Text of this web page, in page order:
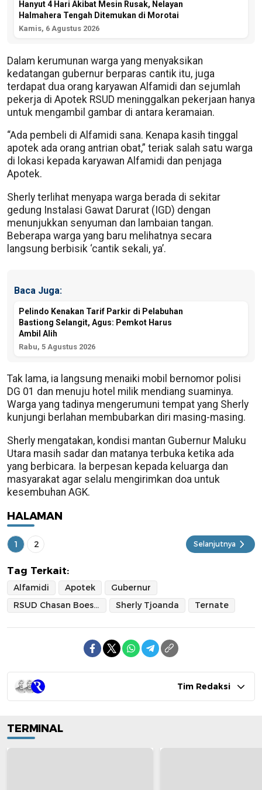
Hanyut 4 Hari Akibat Mesin Rusak, Nelayan
Halmahera Tengah Ditemukan di Morotai
Kamis, 6 Agustus 2026
Dalam kerumunan warga yang menyaksikan
kedatangan gubernur berparas cantik itu, juga
terdapat dua orang karyawan Alfamidi dan sejumlah
pekerja di Apotek RSUD meninggalkan pekerjaan hanya
untuk mengambil gambar di antara keramaian.
“Ada pembeli di Alfamidi sana. Kenapa kasih tinggal
apotek ada orang antrian obat,” teriak salah satu warga
di lokasi kepada karyawan Alfamidi dan penjaga
Apotek.
Sherly terlihat menyapa warga berada di sekitar
gedung Instalasi Gawat Darurat (IGD) dengan
menunjukkan senyuman dan lambaian tangan.
Beberapa warga yang baru melihatnya secara
langsung berbisik ‘cantik sekali, ya’.
Baca Juga:
Pelindo Kenakan Tarif Parkir di Pelabuhan
Bastiong Selangit, Agus: Pemkot Harus
Ambil Alih
Rabu, 5 Agustus 2026
Tak lama, ia langsung menaiki mobil bernomor polisi
DG 01 dan menuju hotel milik mendiang suaminya.
Warga yang tadinya mengerumuni tempat yang Sherly
kunjungi berlahan membubarkan diri masing-masing.
Sherly mengatakan, kondisi mantan Gubernur Maluku
Utara masih sadar dan matanya terbuka ketika ada
yang berbicara. Ia berpesan kepada keluarga dan
masyarakat agar selalu mengirimkan doa untuk
kesembuhan AGK.
HALAMAN
1 2 Selanjutnya
Tag Terkait:
Alfamidi Apotek
Gubernur
RSUD Chasan Boesoirie
Sherly Tjoanda Ternate
Tim Redaksi
TERMINAL